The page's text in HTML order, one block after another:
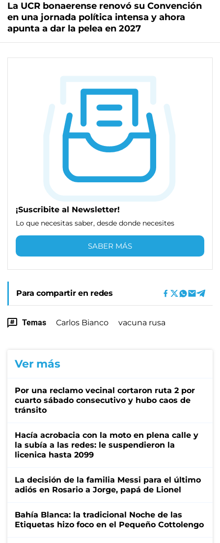
La UCR bonaerense renovó su Convención
en una jornada política intensa y ahora
apunta a dar la pelea en 2027
¡Suscribite al Newsletter!
Lo que necesitas saber, desde donde necesites
SABER MÁS
Para compartir en redes
Temas Carlos Bianco vacuna rusa
Ver más
Por una reclamo vecinal cortaron ruta 2 por
cuarto sábado consecutivo y hubo caos de
tránsito
Hacía acrobacia con la moto en plena calle y
la subía a las redes: le suspendieron la
licenica hasta 2099
La decisión de la familia Messi para el último
adiós en Rosario a Jorge, papá de Lionel
Bahía Blanca: la tradicional Noche de las
Etiquetas hizo foco en el Pequeño Cottolengo